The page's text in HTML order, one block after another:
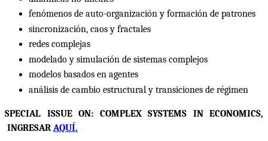
fenómenos de auto-organización y formación de patrones
sincronización, caos y fractales
redes complejas
modelado y simulación de sistemas complejos
modelos basados en agentes
análisis de cambio estructural y transiciones de régimen
SPECIAL ISSUE ON: COMPLEX SYSTEMS IN ECONOMICS,
INGRESAR AQUÍ.